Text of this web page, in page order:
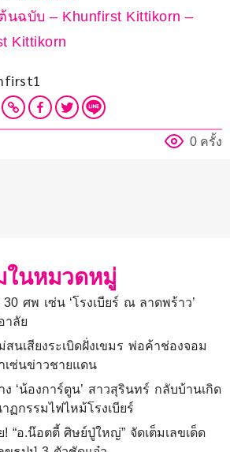
นฉบับ – Khunfirst Kittikorn –
Kittikorn
0 ครั้ง
ในหมวดหมู่
ศพ เซ่น ‘โรงเบียร์ ณ ลาดพร้าว’
าลัย
นเสียงระเบิดฝั่งเขมร พ่อค้าช่องจอม
เซ่นข่าวชายแดน
ง ‘น้องการ์ตูน’ สาวสุรินทร์ กลับบ้านเกิด
ฏกรรมไฟไหม้โรงเบียร์
“อ.น๊อตตี้ ศิษย์ปู่ใหญ่” จัดเต็มเลขเด็ด